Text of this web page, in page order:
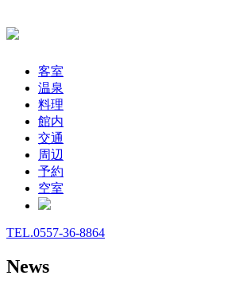
客室
温泉
料理
館内
交通
周辺
予約
空室
TEL.0557-36-8864
News